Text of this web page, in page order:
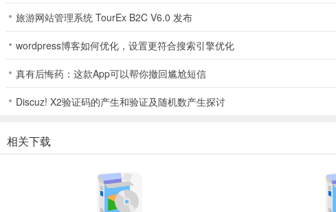
旅游网站管理系统 TourEx B2C V6.0 发布
wordpress博客如何优化，设置更符合搜索引擎优化
真有后悔药：这款App可以帮你撤回尴尬短信
Discuz! X2验证码的产生和验证及随机数产生探讨
相关下载